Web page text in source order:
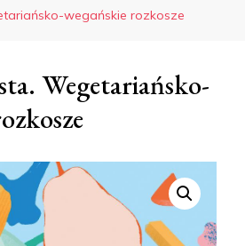
wegańskie rozkosze
Wegetariańsko-